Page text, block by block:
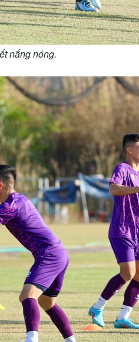
nắng nóng.